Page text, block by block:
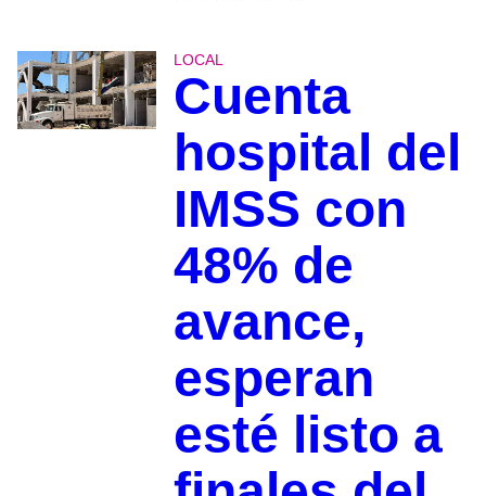
LOCAL
Cuenta
hospital del
IMSS con
48% de
avance,
esperan
esté listo a